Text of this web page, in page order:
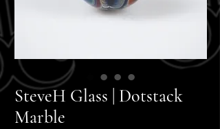
SteveH Glass | Dotstack
Marble